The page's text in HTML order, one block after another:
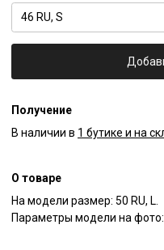
46 RU, S
Получение
В наличии в 1 бутике и на
О товаре
На модели размер: 50 RU, L.
Параметры модели на